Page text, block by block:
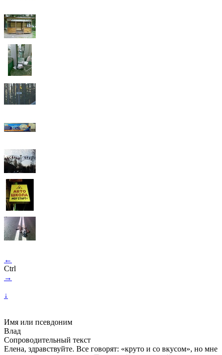
←
Ctrl
→
↓
Имя или псевдоним
Влад
Сопроводительный текст
Елена, здравствуйте. Все говорят: «круто и со вкусом», но мне